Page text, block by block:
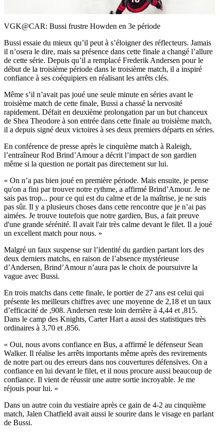
Video
VGK@CAR: Bussi frustre Howden en 3e période
Bussi essaie du mieux qu’il peut à s’éloigner des réflecteurs. Jamais
il n’osera le dire, mais sa présence dans cette finale a changé l’allure
de cette série. Depuis qu’il a remplacé Frederik Andersen pour le
début de la troisième période dans le troisième match, il a inspiré
confiance à ses coéquipiers en réalisant les arrêts clés.
Même s’il n’avait pas joué une seule minute en séries avant le
troisième match de cette finale, Bussi a chassé la nervosité
rapidement. Défait en deuxième prolongation par un but chanceux
de Shea Theodore à son entrée dans cette finale au troisième match,
il a depuis signé deux victoires à ses deux premiers départs en séries.
En conférence de presse après le cinquième match à Raleigh,
l’entraîneur Rod Brind’Amour a décrit l’impact de son gardien
même si la question ne portait pas directement sur lui.
« On n’a pas bien joué en première période. Mais ensuite, je pense
qu'on a fini par trouver notre rythme, a affirmé Brind’Amour. Je ne
sais pas trop... pour ce qui est du calme et de la maîtrise, je ne suis
pas sûr. Il y a plusieurs choses dans cette rencontre que je n’ai pas
aimées. Je trouve toutefois que notre gardien, Bus, a fait preuve
d'une grande sérénité. Il avait l'air très calme devant le filet. Il a joué
un excellent match pour nous. »
Malgré un faux suspense sur l’identité du gardien partant lors des
deux derniers matchs, en raison de l’absence mystérieuse
d’Andersen, Brind’Amour n’aura pas le choix de poursuivre la
vague avec Bussi.
En trois matchs dans cette finale, le portier de 27 ans est celui qui
présente les meilleurs chiffres avec une moyenne de 2,18 et un taux
d’efficacité de ,908. Andersen reste loin derrière à 4,44 et ,815.
Dans le camp des Knights, Carter Hart a aussi des statistiques très
ordinaires à 3,70 et ,856.
« Oui, nous avons confiance en Bus, a affirmé le défenseur Sean
Walker. Il réalise les arrêts importants même après des revirements
de notre part ou des erreurs dans nos couvertures défensives. On a
confiance en lui devant le filet, et il nous procure aussi beaucoup de
confiance. Il vient de réussir une autre sortie incroyable. Je me
réjouis pour lui. »
Dans un autre coin du vestiaire après ce gain de 4-2 au cinquième
match, Jalen Chatfield avait aussi le sourire dans le visage en parlant
de Bussi.